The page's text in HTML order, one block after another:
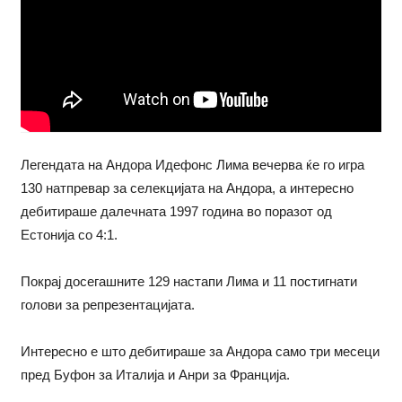
Легендата на Андора Идефонс Лима вечерва ќе го игра
130 натпревар за селекцијата на Андора, а интересно
дебитираше далечната 1997 година во поразот од
Естонија со 4:1.
Покрај досегашните 129 настапи Лима и 11 постигнати
голови за репрезентацијата.
Интересно е што дебитираше за Андора само три месеци
пред Буфон за Италија и Анри за Франција.